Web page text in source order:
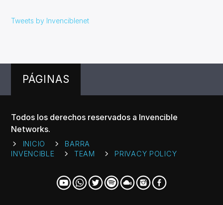
Tweets by Invenciblenet
PÁGINAS
Todos los derechos reservados a Invencible
Networks.
INICIO
BARRA
INVENCIBLE
TEAM PRIVACY POLICY